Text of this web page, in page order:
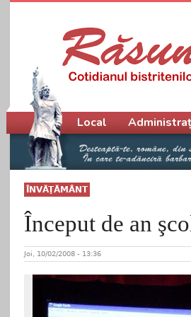
ÎNVĂŢĂMÂNT
Început de an
Joi, 10/02/2008 - 13:36
Meniu principal
Local